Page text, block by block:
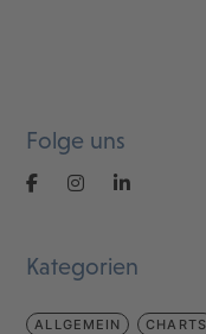
Folge uns
Kategorien
ALLGEMEIN CHARTS